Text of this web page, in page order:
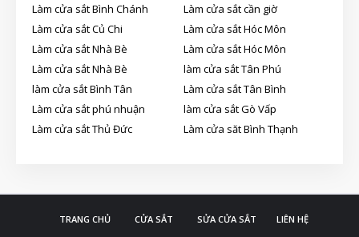
Làm cửa sắt Bình Chánh
Làm cửa sắt cần giờ
Làm cửa sắt Củ Chi
Làm cửa sắt Hóc Môn
Làm cửa sắt Nhà Bè
Làm cửa sắt Hóc Môn
Làm cửa sắt Nhà Bè
làm cửa sắt Tân Phú
làm cửa sắt Bình Tân
Làm cửa sắt Tân Bình
Làm cửa sắt phú nhuận
làm cửa sắt Gò Vấp
Làm cửa sắt Thủ Đức
Làm cửa săt Bình Thạnh
TRANG CHỦ CỬA SẮT SỬA CỬA SẮT LIÊN HỆ